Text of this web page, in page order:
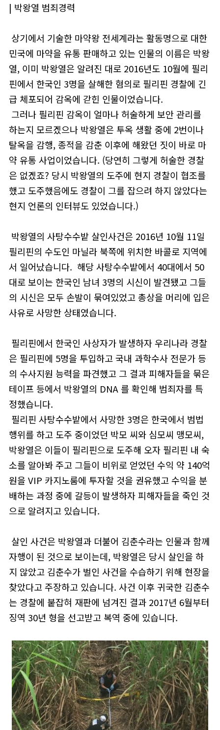
| 박왕열 범죄경력
상기에서 기술한 마약왕 전세계라는 활동명으로 대한
민국에 마약을 유통 판매하고 있는 인물의 이름은 박왕
열, 이미 박왕열은 알려진 대로 2016년도 10월에 필리
핀에서 한국인 3명을 살해한 혐의로 필리핀 경찰에 긴
급 체포되어 감옥에 갇힌 인물이었습니다.
그러나 필리핀 감옥이 얼마나 허술하게 보안 관리를
하는지 모르겠으나 박왕열은 투옥 생활 중에 2번이나
탈옥을 감행, 종적을 감춘 이후에 해왔던 짓이 바로 마
약 유통 사업이었습니다. (당연히 그렇게 허술한 경찰
은 없겠죠? 당시 박왕열의 도주에 현지 경찰이 협조를
했고 도주했음에도 경찰이 그를 잡으려 하지 않았다는
현지 언론의 인터뷰도 있었습니다.)
박왕열의 사탕수수밭 살인사건은 2016년 10월 11일
필리핀의 수도인 마닐라 북쪽에 위치한 바콜로 지역에
서 일어났습니다. 해당 사탕수수밭에서 40대에서 50
대로 보이는 한국인 남녀 3명의 시신이 발견됐고 그들
의 시신은 모두 손발이 묶여있었고 총상을 머리에 입은
사유로 사망한 상태였습니다.
필리핀에서 한국인 사상자가 발생하자 우리나라 경찰
은 필리핀에 5명을 투입하고 국내 과학수사 전문가 등
의 수사지원 능력을 파견했고 그 결과 피해자들을 묶은
테이프 등에서 박왕열의 DNA 를 확인해 범죄자를 특
정했습니다.
필리핀 사탕수수밭에서 사망한 3명은 한국에서 범법
행위를 하고 도주 중이었던 박모 씨와 심모씨 맹모씨,
박왕열은 이들이 필리핀으로 도주해 오자 필리핀 내 숙
소를 알아봐 주고 그들이 비위로 얻었던 수익 약 140억
원을 VIP 카지노룸에 투자할 것을 권유했고 수익을 분
배하는 과정 중에 갈등이 발생하자 피해자들을 죽인 것
으로 알려지고 있습니다.
살인 사건은 박왕열과 더불어 김춘수라는 인물과 함께
자행이 된 것으로 보이는데, 박왕열은 당시 살인을 하
지 않았고 김춘수가 벌인 사건을 수습하기 위해 현장을
찾았다고 주장하고 있습니다. 사건 이후 귀국한 김춘수
는 경찰에 붙잡혀 재판에 넘겨진 결과 2017년 6월부터
징역 30년 형을 선고받고 복역 중에 있습니다.